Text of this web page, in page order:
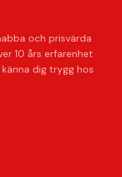
och prisvärda
10 års erfarenhet
dig trygg hos